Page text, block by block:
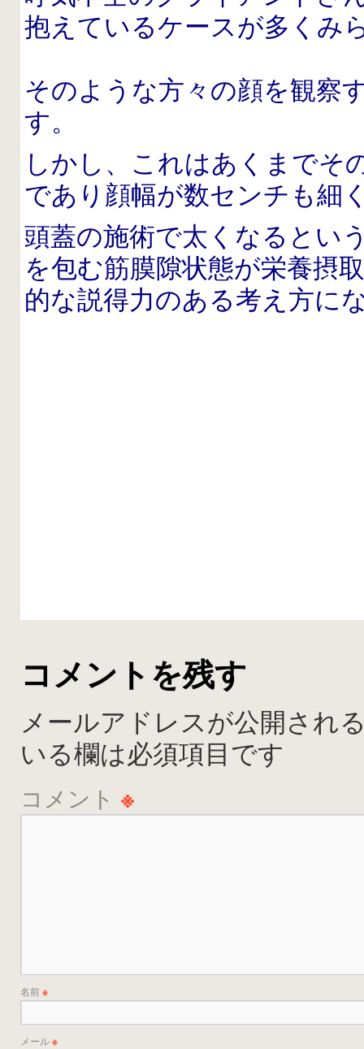
抱えているケースが多くみ
そのような方々の顔を観察
す。
しかし、これはあくまでそ
であり顔幅が数センチも細
頭蓋の施術で太くなるとい
を包む筋膜隙状態が栄養摂
的な説得力のある考え方に
コメントを残す
メールアドレスが公開され
いる欄は必須項目です
コメント ※
名前※
メール※